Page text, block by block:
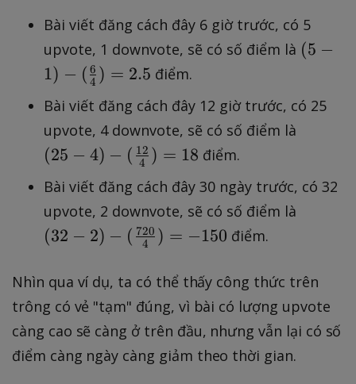
d
}
Bài viết đăng cách đây 6 giờ trước, có 5
upvote, 1 downvote, sẽ có số điểm là (
1
fr
6
{
4
(5 −
1) − ( 4
6 ) = 2.5 điểm.
Bài viết đăng cách đây 12 giờ trước, có 25
upvote, 4 downvote, sẽ có số điểm là
-
\
fr
a
c
(25 − 4) − ( 4
12 ) = 18 điểm.
Bài viết đăng cách đây 30 ngày trước, có 32
upvote, 2 downvote, sẽ có số điểm là
2
)-
(
(32 − 2) − ( 4
720 ) = −150 điểm.
Nhìn qua ví dụ, ta có thể thấy công thức trên
trông có vẻ "tạm" đúng, vì bài có lượng upvote
càng cao sẽ càng ở trên đầu, nhưng vẫn lại có số
điểm càng ngày càng giảm theo thời gian.